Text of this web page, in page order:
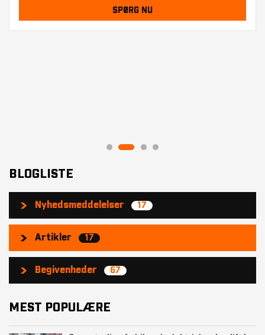
SPØRG NU
BLOGLISTE
Nyhedsmeddelelser 17
Artikler 17
Begivenheder 67
MEST POPULÆRE